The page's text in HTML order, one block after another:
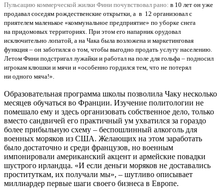
Пульсацию коммерческой жилки Фини почувствовал рано: в 10 лет он уже
продавал соседям рождественские открытки, а в 12 организовал с
приятелем маленькое «коммунальное предприятие» по уборке снега
на придомовых территориях. При этом его напарник орудовал
исключительно лопатой, а на Чака была возложена и маркетинговая
функция – он заботился о том, чтобы выгодно продать услугу населению.
Летом Фини подстригал лужайки и работал на поле для гольфа – подносил
игрокам клюшки и мячи и «особенно гордился тем, что не потерял
ни одного мяча!».
Образовательная программа школы позволила Чаку несколько
месяцев обучаться во Франции. Изучение политологии не
помешало ему и здесь организовать собственное дело, только
вместо сандвичей его практичный ум ухватился за гораздо
более прибыльную схему – беспошлинный алкоголь для
военных моряков из США. Желающих на этом заработать
было достаточно и среди французов, но военным
импонировали американский акцент и армейские повадки
шустрого ирландца. «И если деньги моряков не доставались
проституткам, их получали мы», – шутливо описывает
миллиардер первые шаги своего бизнеса в Европе.